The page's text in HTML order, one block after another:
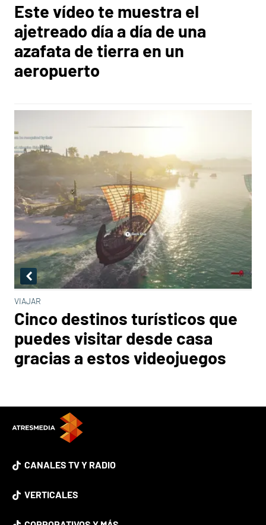
Este vídeo te muestra el
ajetreado día a día de una
azafata de tierra en un
aeropuerto
VIAJAR
Cinco destinos turísticos que
puedes visitar desde casa
gracias a estos videojuegos
CANALES TV Y RADIO
VERTICALES